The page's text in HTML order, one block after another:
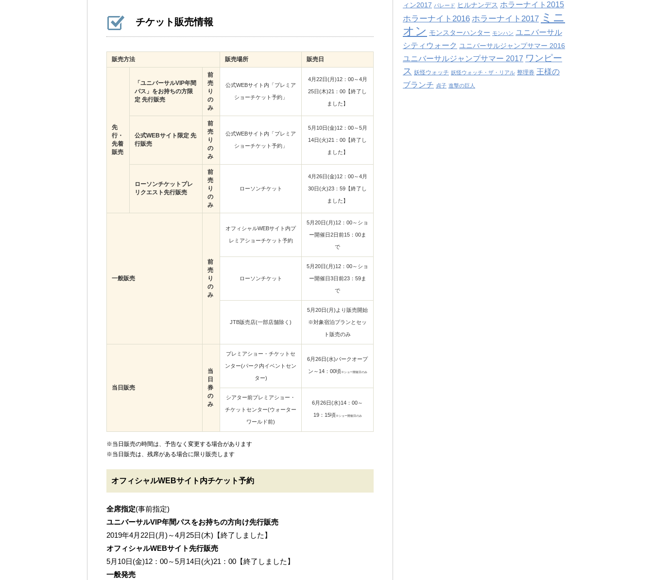
チケット販売情報
販売方法 販売場所 販売日
先
行・
先着
販売
「ユニバーサルVIP年間
パス」をお持ちの方限
定 先行販売
前
売
り
の
み
公式WEBサイト内「プレミア
ショーチケット予約」
4月22日(月)12：00～4月
25日(木)21：00【終了し
ました】
公式WEBサイト限定 先
行販売
前
売
り
の
み
公式WEBサイト内「プレミア
ショーチケット予約」
5月10日(金)12：00～5月
14日(火)21：00【終了し
ました】
ローソンチケットプレ
リクエスト先行販売
前
売
り
の
み
ローソンチケット
4月26日(金)12：00～4月
30日(火)23：59【終了し
ました】
一般販売
前
売
り
の
み
オフィシャルWEBサイト内プ
レミアショーチケット予約
5月20日(月)12：00～ショ
ー開催日2日前15：00ま
で
ローソンチケット
5月20日(月)12：00～ショ
ー開催日3日前23：59ま
で
JTB販売店(一部店舗除く)
5月20日(月)より販売開始
※対象宿泊プランとセッ
ト販売のみ
当日販売
当
日
券
の
み
プレミアショー・チケットセ
ンター(パーク内イベントセン
ター)
6月26日(水)パークオープ
ン～14：00頃 ※ショー開催日のみ
シアター前プレミアショー・
チケットセンター(ウォーター
ワールド前)
6月26日(水)14：00～
19：15頃 ※ショー開催日のみ
※当日販売の時間は、予告なく変更する場合があります
※当日販売は、残席がある場合に限り販売します
オフィシャルWEBサイト内チケット予約
全席指定(事前指定)
ユニバーサルVIP年間パスをお持ちの方向け先行販売
2019年4月22日(月)～4月25日(木)【終了しました】
オフィシャルWEBサイト先行販売
5月10日(金)12：00～5月14日(火)21：00【終了しました】
一般発売
ィン2017 パレード ヒルナンデス ホラーナイト2015
ホラーナイト2016 ホラーナイト2017 ミニ
オン モンスターハンター モンハン ユニバーサル
シティウォーク ユニバーサルジャンプサマー 2016
ユニバーサルジャンプサマー 2017 ワンピー
ス 妖怪ウォッチ 妖怪ウォッチ・ザ・リアル 整理券 王様の
ブランチ 貞子 進撃の巨人